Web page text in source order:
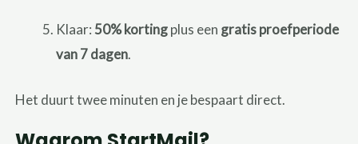
Klaar: 50% kortingplus een gratis proefperiode
van 7 dagen.
Het duurt twee minuten en je bespaart direct.